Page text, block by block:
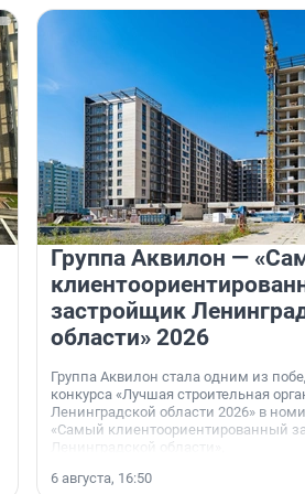
Группа Аквилон —
застройщик
области» 2026
Группа Аквилон стала одним из
конкурса «Лучшая строительная
Ленинградской области 2026» в
«Самый клиентоориентированный
Ленинградской области».
6 августа, 16:50